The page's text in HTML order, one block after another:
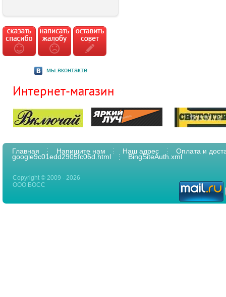
мы вконтакте
Интернет-магазин
Главная Напишите нам Наш адрес Оплата и
google9c01edd2905fc06d.html BingSiteAuth.xml
Copyright © 2009 - 2026
ООО БОСС